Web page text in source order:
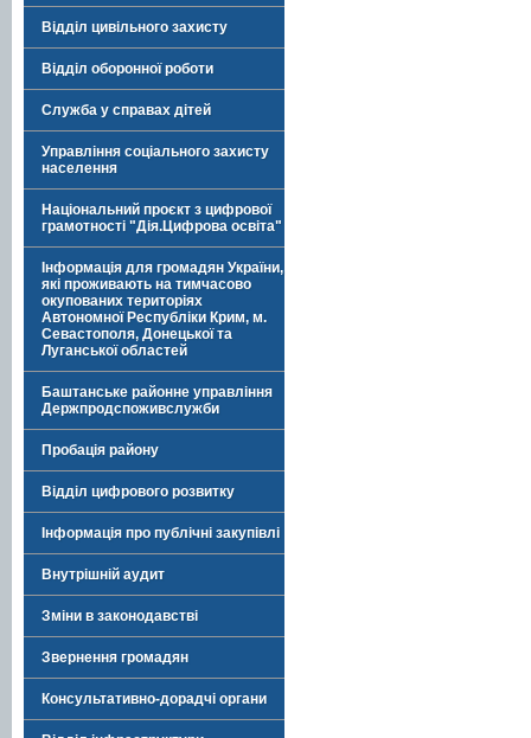
Відділ цивільного захисту
Відділ оборонної роботи
Служба у справах дітей
Управління соціального захисту
населення
Національний проєкт з цифрової
грамотності "Дія.Цифрова освіта"
Інформація для громадян України,
які проживають на тимчасово
окупованих територіях
Автономної Республіки Крим, м.
Севастополя, Донецької та
Луганської областей
Баштанське районне управління
Держпродспоживслужби
Пробація району
Відділ цифрового розвитку
Інформація про публічні закупівлі
Внутрішній аудит
Зміни в законодавстві
Звернення громадян
Консультативно-дорадчі органи